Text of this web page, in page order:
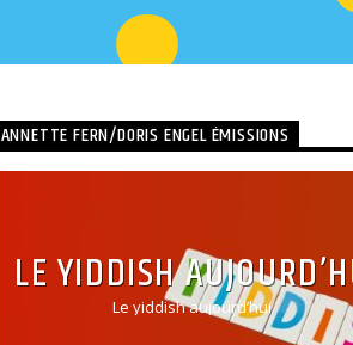
ANNETTE FERN/DORIS ENGEL ÉMISSIONS
LE YIDDISH
Le yiddish aujourd’hui